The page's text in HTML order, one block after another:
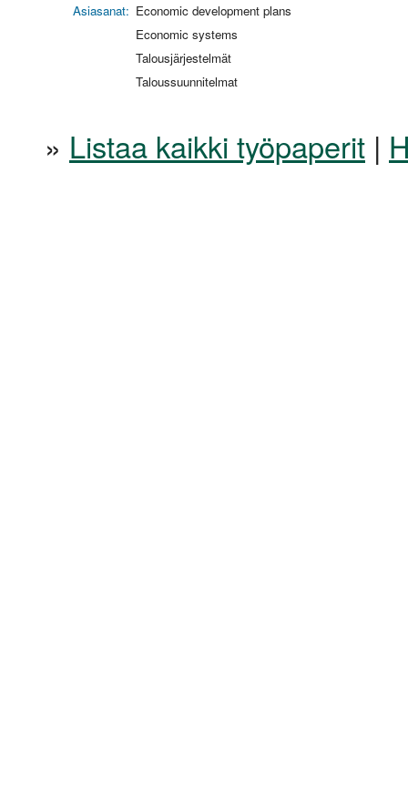
Asiasanat: Economic development plans
Economic systems
Talousjärjestelmät
Taloussuunnitelmat
» Listaa kaikki työpaperit |